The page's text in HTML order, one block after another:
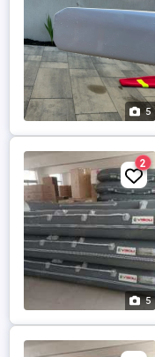
5
5
2